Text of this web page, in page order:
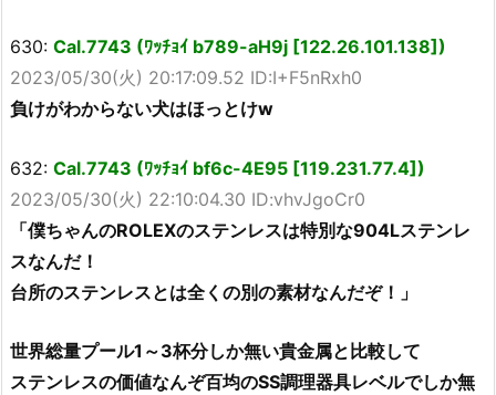
630: Cal.7743 (ﾜｯﾁｮｲ b789-aH9j [122.26.101.138])
2023/05/30(火) 20:17:09.52 ID:I+F5nRxh0
負けがわからない犬はほっとけw
632: Cal.7743 (ﾜｯﾁｮｲ bf6c-4E95 [119.231.77.4])
2023/05/30(火) 22:10:04.30 ID:vhvJgoCr0
「僕ちゃんのROLEXのステンレスは特別な904Lステンレ
スなんだ！
台所のステンレスとは全くの別の素材なんだぞ！」
世界総量プール1～3杯分しか無い貴金属と比較して
ステンレスの価値なんぞ百均のSS調理器具レベルでしか無